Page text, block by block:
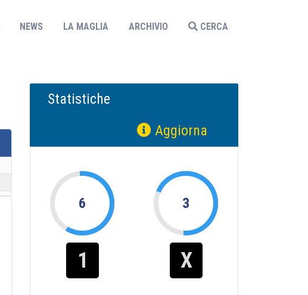
NEWS LA MAGLIA ARCHIVIO CERCA
Statistiche
Aggiorna
6
1
3
X